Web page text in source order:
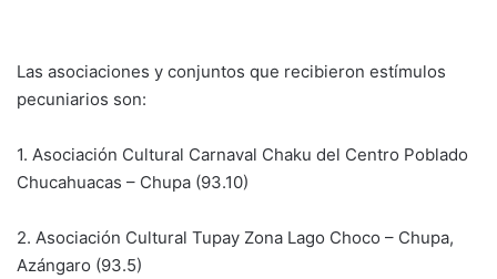
Las asociaciones y conjuntos que recibieron estímulos
pecuniarios son:
1. Asociación Cultural Carnaval Chaku del Centro Poblado
Chucahuacas – Chupa (93.10)
2. Asociación Cultural Tupay Zona Lago Choco – Chupa,
Azángaro (93.5)